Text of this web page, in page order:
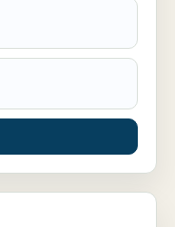
till salu i Upplands